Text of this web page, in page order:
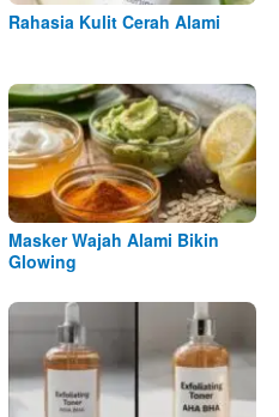
Rahasia Kulit Cerah Alami
Masker Wajah Alami Bikin
Glowing